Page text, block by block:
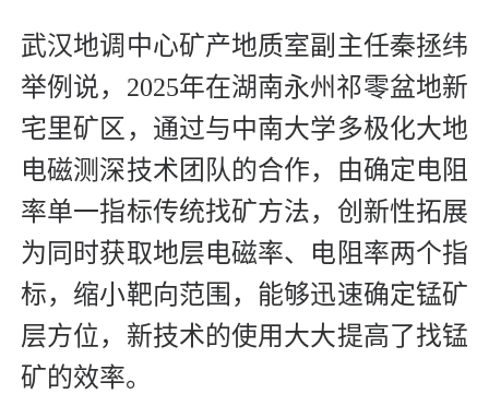
武汉地调中心矿产地质室副主任秦拯纬
举例说，2025年在湖南永州祁零盆地新
宅里矿区，通过与中南大学多极化大地
电磁测深技术团队的合作，由确定电阻
率单一指标传统找矿方法，创新性拓展
为同时获取地层电磁率、电阻率两个指
标，缩小靶向范围，能够迅速确定锰矿
层方位，新技术的使用大大提高了找锰
矿的效率。